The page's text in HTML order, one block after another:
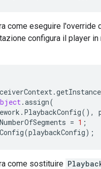
come eseguire l'override
configura il player
.getInstance
.assign(
. PlaybackConfig(),
= 1 ;
(playbackConfig);
come sostituire